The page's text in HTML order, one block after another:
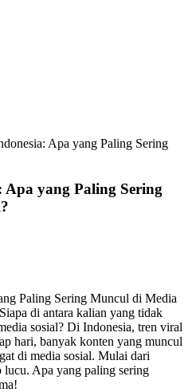
Apa yang Paling Sering
yang Paling Sering
Paling Sering Muncul di Media
di antara kalian yang tidak
sosial? Di Indonesia, tren viral
hari, banyak konten yang muncul
di media sosial. Mulai dari
lucu. Apa yang paling sering